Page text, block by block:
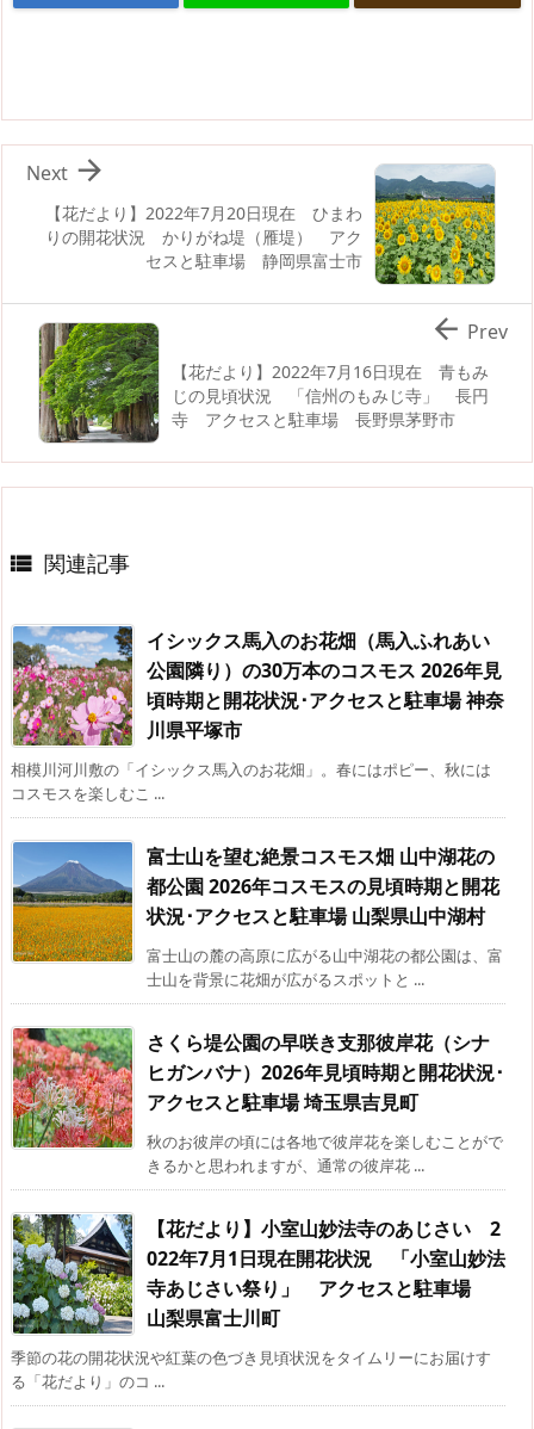
【花だより】2022年7月20日現在 ひまわ
りの開花状況 かりがね堤（雁堤） アク
セスと駐車場 静岡県富士市

Next
【花だより】2022年7月16日現在 青もみ
じの見頃状況 「信州のもみじ寺」 長円
寺 アクセスと駐車場 長野県茅野市
 Prev
 関連記事
イシックス馬入のお花畑（馬入ふれあい
公園隣り）の30万本のコスモス 2026年見
頃時期と開花状況･アクセスと駐車場 神奈
川県平塚市
相模川河川敷の「イシックス馬入のお花畑」。春にはポピー、秋には
コスモスを楽しむこ ...
富士山を望む絶景コスモス畑 山中湖花の
都公園 2026年コスモスの見頃時期と開花
状況･アクセスと駐車場 山梨県山中湖村
富士山の麓の高原に広がる山中湖花の都公園は、富
士山を背景に花畑が広がるスポットと ...
さくら堤公園の早咲き支那彼岸花（シナ
ヒガンバナ）2026年見頃時期と開花状況･
アクセスと駐車場 埼玉県吉見町
秋のお彼岸の頃には各地で彼岸花を楽しむことがで
きるかと思われますが、通常の彼岸花 ...
【花だより】小室山妙法寺のあじさい 2
022年7月1日現在開花状況 「小室山妙法
寺あじさい祭り」 アクセスと駐車場
山梨県富士川町
季節の花の開花状況や紅葉の色づき見頃状況をタイムリーにお届けす
る「花だより」のコ ...